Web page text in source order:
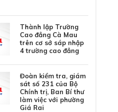
Thành lập Trường
Cao đẳng Cà Mau
trên cơ sở sáp nhập
4 trường cao đẳng
Đoàn kiểm tra, giám
sát số 231 của Bộ
Chính trị, Ban Bí thư
làm việc với phường
Giá Rai